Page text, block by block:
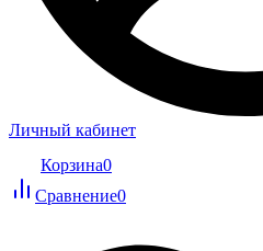
Личный кабинет
Корзина0
Сравнение0